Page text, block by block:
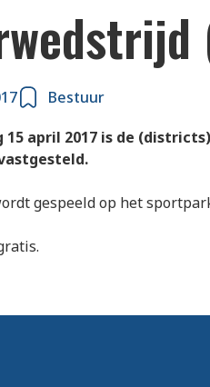
Bestuur
15 april 2017 is de
gespeeld op het